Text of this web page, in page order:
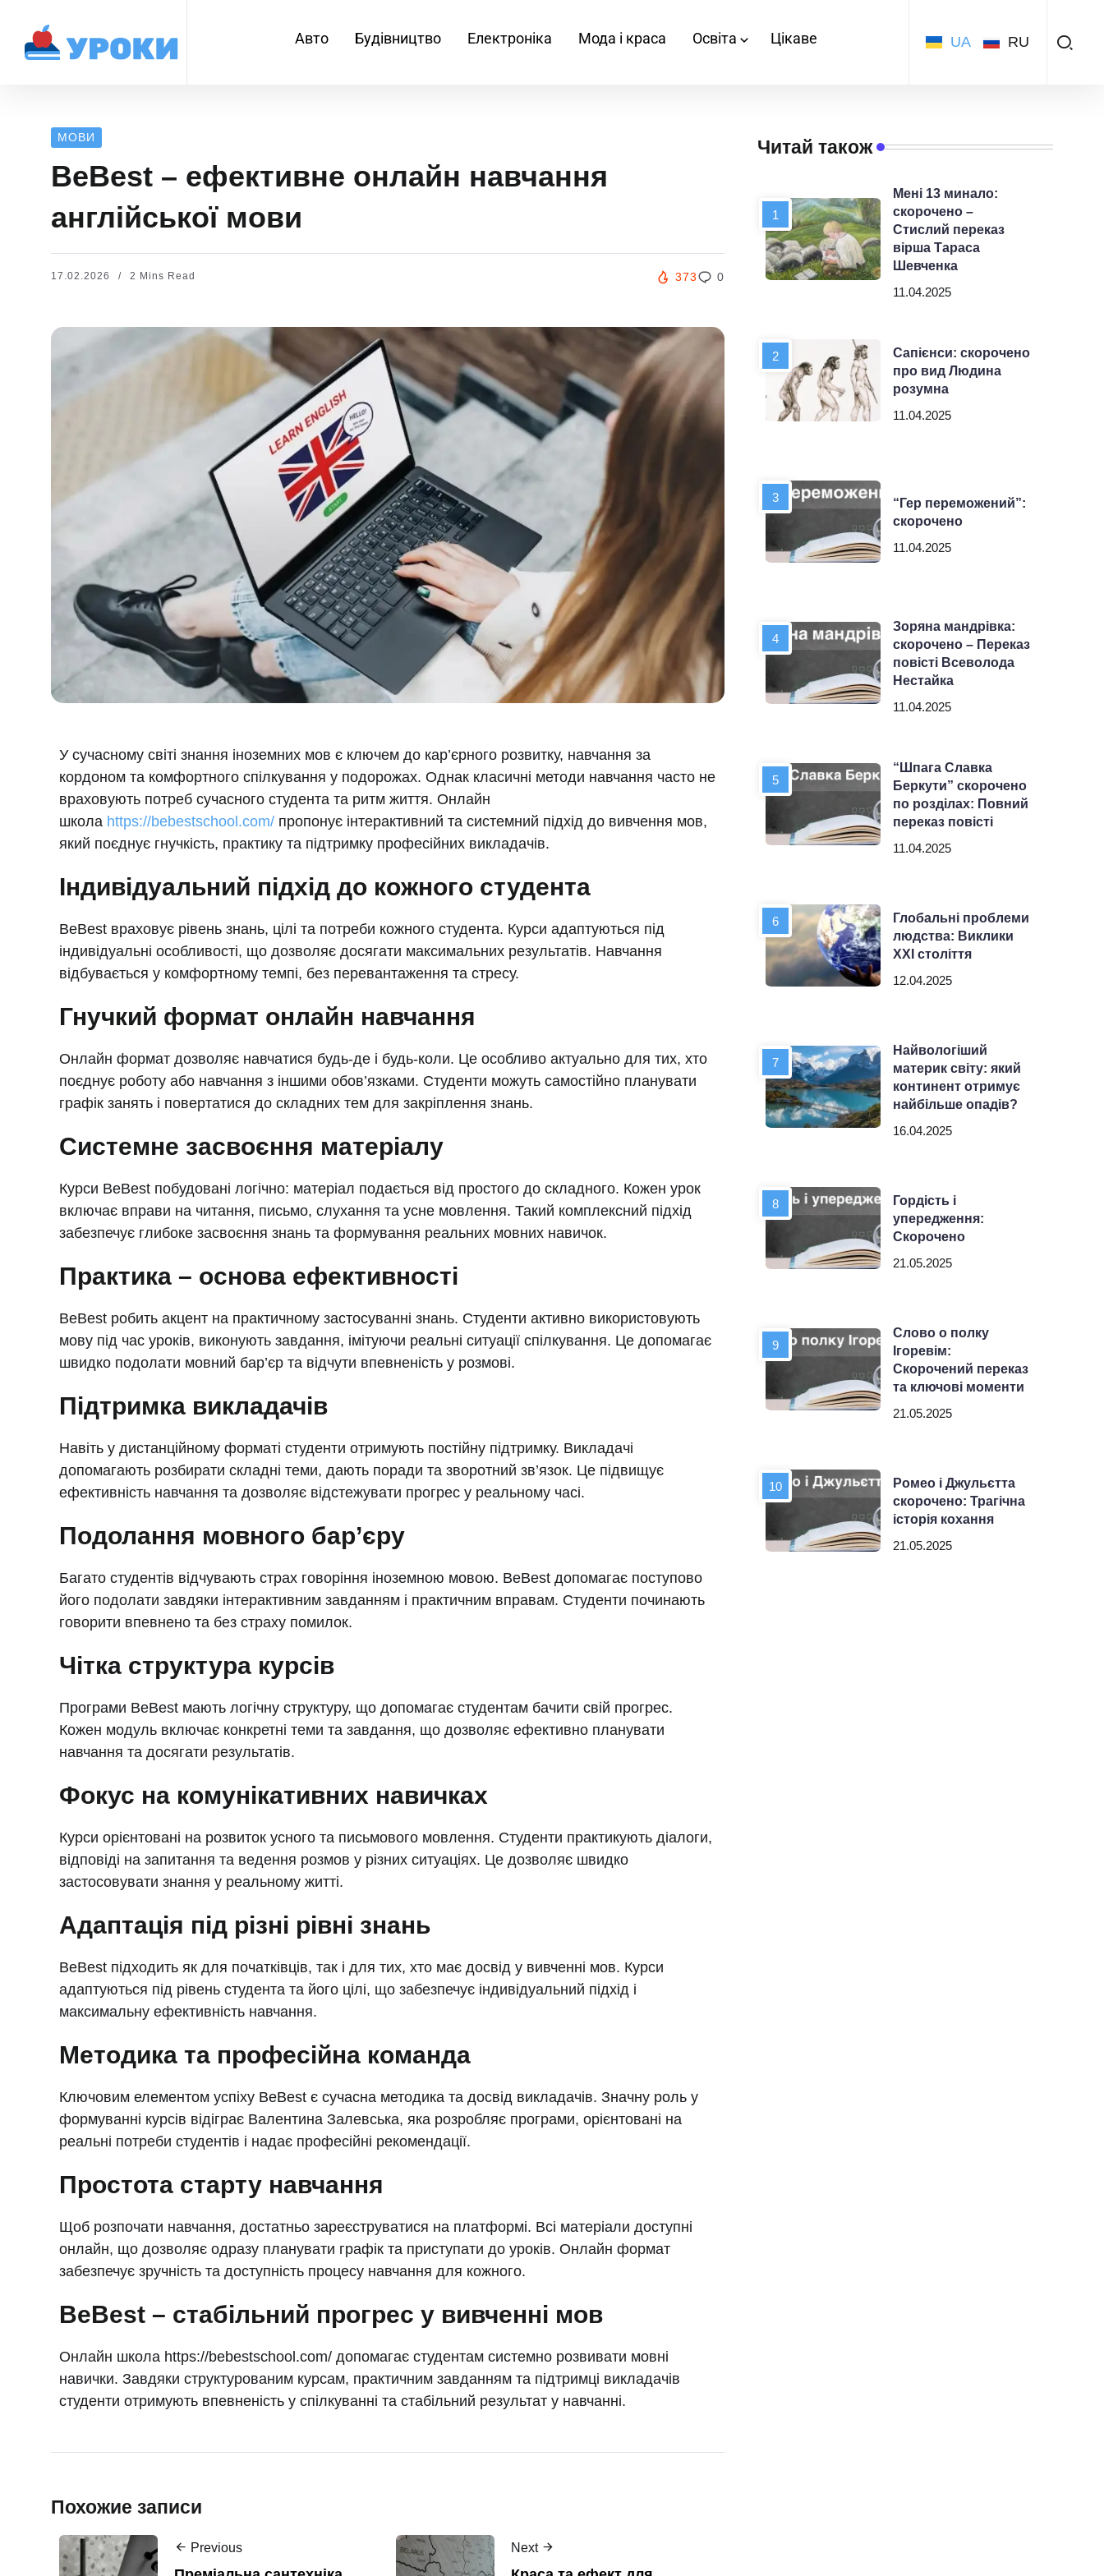
Авто Будівництво Електроніка Мода і краса Освіта Цікаве UA RU
МОВИ
BeBest – ефективне онлайн навчання
англійської мови
17.02.2026 2 Mins Read 373 0
У сучасному світі знання іноземних мов є ключем до кар’єрного розвитку, навчання за
кордоном та комфортного спілкування у подорожах. Однак класичні методи навчання часто не
враховують потреб сучасного студента та ритм життя. Онлайн
школа https://bebestschool.com/ пропонує інтерактивний та системний підхід до вивчення мов,
який поєднує гнучкість, практику та підтримку професійних викладачів.
Індивідуальний підхід до кожного студента
BeBest враховує рівень знань, цілі та потреби кожного студента. Курси адаптуються під
індивідуальні особливості, що дозволяє досягати максимальних результатів. Навчання
відбувається у комфортному темпі, без перевантаження та стресу.
Гнучкий формат онлайн навчання
Онлайн формат дозволяє навчатися будь-де і будь-коли. Це особливо актуально для тих, хто
поєднує роботу або навчання з іншими обов’язками. Студенти можуть самостійно планувати
графік занять і повертатися до складних тем для закріплення знань.
Системне засвоєння матеріалу
Курси BeBest побудовані логічно: матеріал подається від простого до складного. Кожен урок
включає вправи на читання, письмо, слухання та усне мовлення. Такий комплексний підхід
забезпечує глибоке засвоєння знань та формування реальних мовних навичок.
Практика – основа ефективності
BeBest робить акцент на практичному застосуванні знань. Студенти активно використовують
мову під час уроків, виконують завдання, імітуючи реальні ситуації спілкування. Це допомагає
швидко подолати мовний бар’єр та відчути впевненість у розмові.
Підтримка викладачів
Навіть у дистанційному форматі студенти отримують постійну підтримку. Викладачі
допомагають розбирати складні теми, дають поради та зворотний зв’язок. Це підвищує
ефективність навчання та дозволяє відстежувати прогрес у реальному часі.
Подолання мовного бар’єру
Багато студентів відчувають страх говоріння іноземною мовою. BeBest допомагає поступово
його подолати завдяки інтерактивним завданням і практичним вправам. Студенти починають
говорити впевнено та без страху помилок.
Чітка структура курсів
Програми BeBest мають логічну структуру, що допомагає студентам бачити свій прогрес.
Кожен модуль включає конкретні теми та завдання, що дозволяє ефективно планувати
навчання та досягати результатів.
Фокус на комунікативних навичках
Курси орієнтовані на розвиток усного та письмового мовлення. Студенти практикують діалоги,
відповіді на запитання та ведення розмов у різних ситуаціях. Це дозволяє швидко
застосовувати знання у реальному житті.
Адаптація під різні рівні знань
BeBest підходить як для початківців, так і для тих, хто має досвід у вивченні мов. Курси
адаптуються під рівень студента та його цілі, що забезпечує індивідуальний підхід і
максимальну ефективність навчання.
Методика та професійна команда
Ключовим елементом успіху BeBest є сучасна методика та досвід викладачів. Значну роль у
формуванні курсів відіграє Валентина Залевська, яка розробляє програми, орієнтовані на
реальні потреби студентів і надає професійні рекомендації.
Простота старту навчання
Щоб розпочати навчання, достатньо зареєструватися на платформі. Всі матеріали доступні
онлайн, що дозволяє одразу планувати графік та приступати до уроків. Онлайн формат
забезпечує зручність та доступність процесу навчання для кожного.
BeBest – стабільний прогрес у вивченні мов
Онлайн школа https://bebestschool.com/ допомагає студентам системно розвивати мовні
навички. Завдяки структурованим курсам, практичним завданням та підтримці викладачів
студенти отримують впевненість у спілкуванні та стабільний результат у навчанні.
Похожие записи
Previous Next
Читай також
Мені 13 минало:
скорочено –
Стислий переказ
вірша Тараса
Шевченка
11.04.2025
Сапієнси: скорочено
про вид Людина
розумна
11.04.2025
“Гер переможений”:
скорочено
11.04.2025
Зоряна мандрівка:
скорочено – Переказ
повісті Всеволода
Нестайка
11.04.2025
“Шпага Славка
Беркути” скорочено
по розділах: Повний
переказ повісті
11.04.2025
Глобальні проблеми
людства: Виклики
XXI століття
12.04.2025
Найвологіший
материк світу: який
континент отримує
найбільше опадів?
16.04.2025
Гордість і
упередження:
Скорочено
21.05.2025
Слово о полку
Ігоревім:
Скорочений переказ
та ключові моменти
21.05.2025
Ромео і Джульєтта
скорочено: Трагічна
історія кохання
21.05.2025